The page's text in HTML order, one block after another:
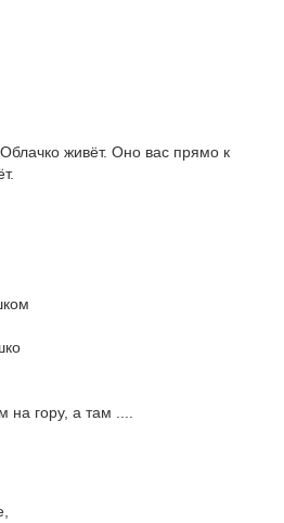
живёт. Оно вас прямо к
гору, а там ....